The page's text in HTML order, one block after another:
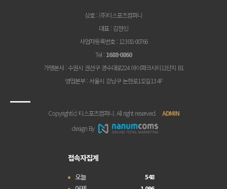
상호 : (주)티스포츠컴퍼니
대표 : 김한민
사업자등록번호 : 123-88-00766
Tel : 1688-0860
가맹본사: 수원시 권선구 경수대로224 아이파크시티11단지 B1
영업본부: 서울시 강남구 논현로132길13 4F
Copyright(c) 티스포츠컴퍼니. All right reserved. ADMIN
design By
접속자집계
오늘 548